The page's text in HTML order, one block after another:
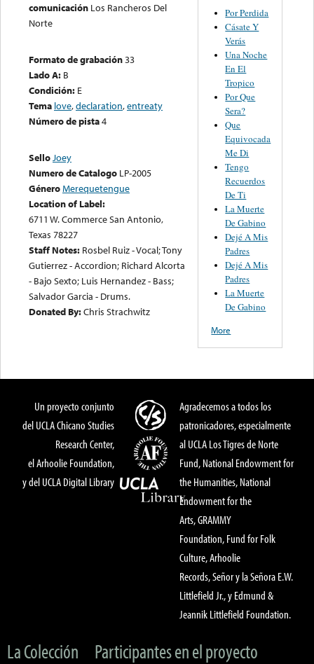
comunicación Los Rancheros Del
Norte
Formato de grabación33
Lado A: B
Condición: E
Tema love,declaration,entreaty
Número de pista4
SelloJoey
Numero de Catalogo LP-2005
GéneroMerequetengue
Location of Label:
6711 W. Commerce San Antonio,
Texas 78227
Staff Notes: Rosbel Ruiz - Vocal; Tony
Gutierrez - Accordion; Richard Alcorta
- Bajo Sexto; Luis Hernandez - Bass;
Salvador Garcia - Drums.
Donated By:Chris Strachwitz
Por Perdida
Cásate Y
Verás
Una Noche
En El
Tropico
Por Que
Sera?
Que
Equivocada
Me Di
Tengo
Recuerdos
De Ti
La Muerte
De Gabino
Dejé A Mis
Padres
Dejé A Mis
Padres
La Muerte
De Gabino
More
Un proyecto conjunto
del UCLA Chicano Studies
Research Center,
el Arhoolie Foundation,
y del UCLA Digital Library
Agradecemos a todos los
patronicadores, especialmente
al UCLA Los Tigres de Norte
Fund, National Endowment for
the Humanities, National
Endowment for the
Arts, GRAMMY
Foundation, Fund for Folk
Culture, Arhoolie
Records, Señor y la Señora E.W.
Littlefield Jr., y Edmund &
Jeannik Littlefield Foundation.
La Colección
Participantes en el proyecto